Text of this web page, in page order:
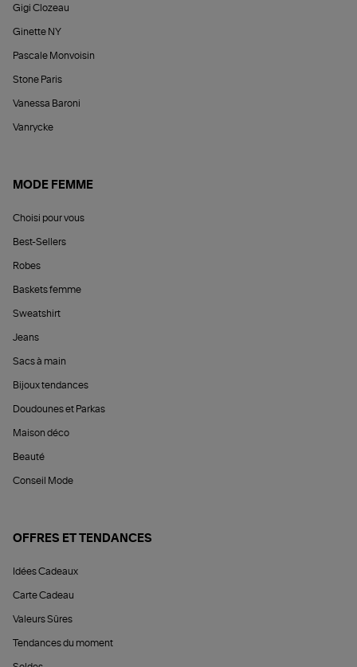
Gigi Clozeau
Ginette NY
Pascale Monvoisin
Stone Paris
Vanessa Baroni
Vanrycke
MODE FEMME
Choisi pour vous
Best-Sellers
Robes
Baskets femme
Sweatshirt
Jeans
Sacs à main
Bijoux tendances
Doudounes et Parkas
Maison déco
Beauté
Conseil Mode
OFFRES ET TENDANCES
Idées Cadeaux
Carte Cadeau
Valeurs Sûres
Tendances du moment